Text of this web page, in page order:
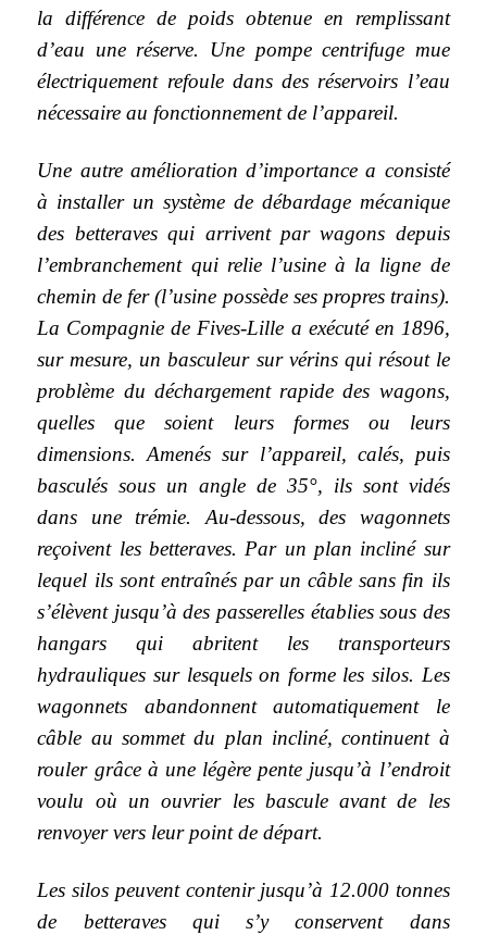
la différence de poids obtenue en remplissant
d’eau une réserve. Une pompe centrifuge mue
électriquement refoule dans des réservoirs l’eau
nécessaire au fonctionnement de l’appareil.
Une autre amélioration d’importance a consisté
à installer un système de débardage mécanique
des betteraves qui arrivent par wagons depuis
l’embranchement qui relie l’usine à la ligne de
chemin de fer (l’usine possède ses propres trains).
La Compagnie de Fives-Lille a exécuté en 1896,
sur mesure, un basculeur sur vérins qui résout le
problème du déchargement rapide des wagons,
quelles que soient leurs formes ou leurs
dimensions. Amenés sur l’appareil, calés, puis
basculés sous un angle de 35°, ils sont vidés
dans une trémie. Au-dessous, des wagonnets
reçoivent les betteraves. Par un plan incliné sur
lequel ils sont entraînés par un câble sans fin ils
s’élèvent jusqu’à des passerelles établies sous des
hangars qui abritent les transporteurs
hydrauliques sur lesquels on forme les silos. Les
wagonnets abandonnent automatiquement le
câble au sommet du plan incliné, continuent à
rouler grâce à une légère pente jusqu’à l’endroit
voulu où un ouvrier les bascule avant de les
renvoyer vers leur point de départ.
Les silos peuvent contenir jusqu’à 12.000 tonnes
de betteraves qui s’y conservent dans